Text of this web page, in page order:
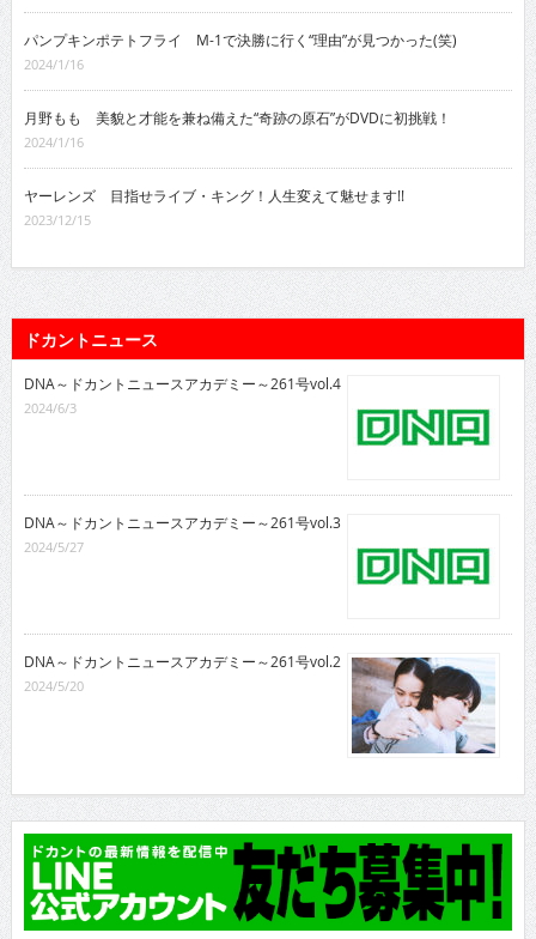
パンプキンポテトフライ M-1で決勝に行く“理由”が見つかった(笑)
2024/1/16
月野もも 美貌と才能を兼ね備えた“奇跡の原石”がDVDに初挑戦！
2024/1/16
ヤーレンズ 目指せライブ・キング！人生変えて魅せます!!
2023/12/15
ドカントニュース
DNA～ドカントニュースアカデミー～261号vol.4
2024/6/3
DNA～ドカントニュースアカデミー～261号vol.3
2024/5/27
DNA～ドカントニュースアカデミー～261号vol.2
2024/5/20